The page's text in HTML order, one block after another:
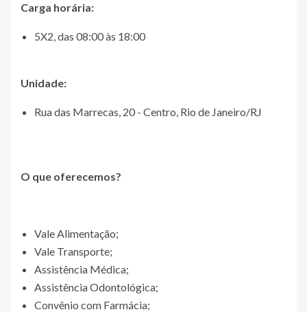
Carga horária:
5X2, das 08:00 às 18:00
Unidade:
Rua das Marrecas, 20 - Centro, Rio de Janeiro/RJ
O que oferecemos?
Vale Alimentação;
Vale Transporte;
Assistência Médica;
Assistência Odontológica;
Convênio com Farmácia;